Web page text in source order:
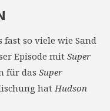
fast so viele wie Sand
Episode mitSuper
für das Super
hatHudson